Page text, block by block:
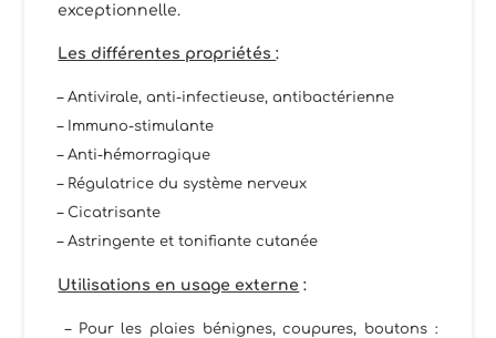
exceptionnelle.
Les différentes propriétés:
– Antivirale, anti-infectieuse, antibactérienne
– Immuno-stimulante
– Anti-hémorragique
– Régulatrice du système nerveux
– Cicatrisante
– Astringente et tonifiante cutanée
Utilisations en usage externe :
– Pour les plaies bénignes, coupures, boutons :